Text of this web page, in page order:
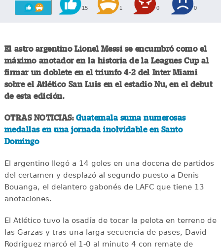
15 1 0 0
El astro argentino Lionel Messi se encumbró como el
máximo anotador en la historia de la Leagues Cup al
firmar un doblete en el triunfo 4-2 del Inter Miami
sobre el Atlético San Luis en el estadio Nu, en el debut
de esta edición.
OTRAS NOTICIAS: Guatemala suma numerosas
medallas en una jornada inolvidable en Santo
Domingo
El argentino llegó a 14 goles en una docena de partidos
del certamen y desplazó al segundo puesto a Denis
Bouanga, el delantero gabonés de LAFC que tiene 13
anotaciones.
El Atlético tuvo la osadía de tocar la pelota en terreno de
las Garzas y tras una larga secuencia de pases, David
Rodríguez marcó el 1-0 al minuto 4 con remate de